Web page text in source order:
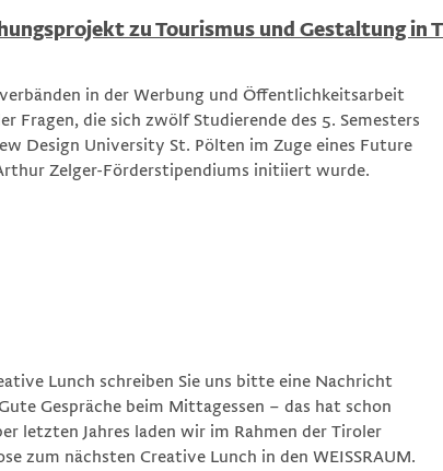
zu Tourismus und Gestaltung in
in der Werbung und Öffentlichkeitsarbeit
Fragen, die sich zwölf Studierende des 5. Semesters
Design University St. Pölten im Zuge eines Future
Zelger-Förderstipendiums initiiert wurde.
Lunch schreiben Sie uns bitte eine Nachricht
Gespräche beim Mittagessen – das hat schon
letzten Jahres laden wir im Rahmen der Tiroler
zum nächsten Creative Lunch in den WEISSRAUM.